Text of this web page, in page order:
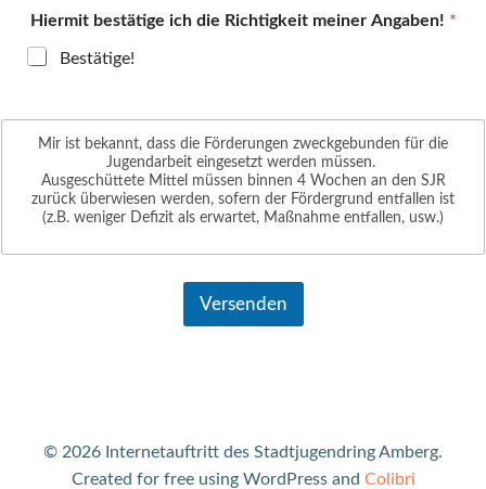
s
R
e
c
h
n
u
g
s
s
u
Hiermit bestätige ich die Richtigkeit meiner Angaben! *
Bestätige!
Mir ist bekannt, dass die Förderungen zweckgebunden für die
Jugendarbeit eingesetzt werden müssen.
Ausgeschüttete Mittel müssen binnen 4 Wochen an den SJR
zurück überwiesen werden, sofern der Fördergrund entfallen ist
(z.B. weniger Defizit als erwartet, Maßnahme entfallen, usw.)
Versenden
© 2026 Internetauftritt des Stadtjugendring Amberg.
Created for free using WordPress and Colibri